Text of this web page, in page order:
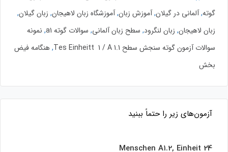
گوته,آلمانی در گیلان,آموزش زبان,آموزشگاه زبان لاهیجان, زبان گیلان,
زبان لاهیجان, زبان لنگرود, سطح زبان آلمانی, سوالات گوته a1 , نمونه
سوالات آزمون گوته سنجش سطح Tes Einheitt 1 / A 1.1
,هنگامه فیض
بخش
آزمون‌های زیر را حتماً ببنید
Menschen A1.2, Einheit 24